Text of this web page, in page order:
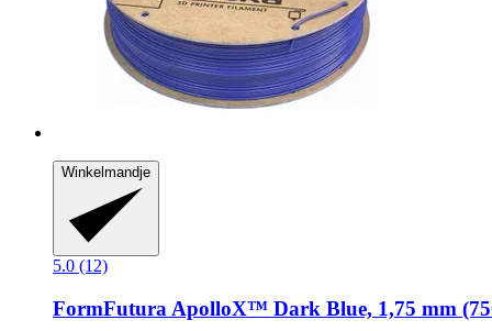
Winkelmandje
5.0 (12)
FormFutura ApolloX™ Dark Blue, 1,75 mm